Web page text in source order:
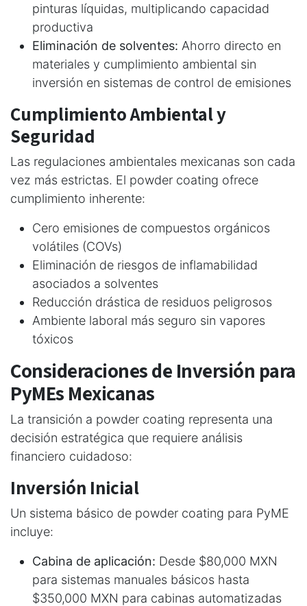
pinturas líquidas, multiplicando capacidad
productiva
Eliminación de solventes: Ahorro directo en
materiales y cumplimiento ambiental sin
inversión en sistemas de control de emisiones
Cumplimiento Ambiental y
Seguridad
Las regulaciones ambientales mexicanas son cada
vez más estrictas. El powder coating ofrece
cumplimiento inherente:
Cero emisiones de compuestos orgánicos
volátiles (COVs)
Eliminación de riesgos de inflamabilidad
asociados a solventes
Reducción drástica de residuos peligrosos
Ambiente laboral más seguro sin vapores
tóxicos
Consideraciones de Inversión para
PyMEs Mexicanas
La transición a powder coating representa una
decisión estratégica que requiere análisis
financiero cuidadoso:
Inversión Inicial
Un sistema básico de powder coating para PyME
incluye:
Cabina de aplicación: Desde $80,000 MXN
para sistemas manuales básicos hasta
$350,000 MXN para cabinas automatizadas